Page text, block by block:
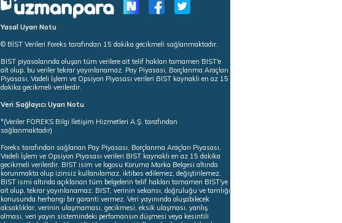
Yasal Uyarı Notu
© BİST Verileri Foreks tarafından 15 dakika gecikmeli sağlanmaktadır.
BIST piyasalarında oluşan tüm verilere ait telif hakları tamamen BIST'e
ait olup, bu veriler tekrar yayınlanamaz. Pay Piyasası, Borçlanma Araçları
Piyasası, Vadeli İşlem ve Opsiyon Piyasası verileri BIST kaynaklı en az 15
dakika gecikmeli verilerdir.
Veri Sağlayıcı Uyarı Notu
*(Veriler FOREKS Bilgi İletişim Hizmetleri A.Ş. tarafından
sağlanmaktadır)
Foreks tarafından sağlanan Pay Piyasası, Borçlanma Araçları Piyasası,
Vadeli İşlem ve Opsiyon Piyasası verileri BIST kaynaklı en az 15 dakika
gecikmeli verilerdir. BIST isim ve logosu Koruma Marka Belgesi altında
korunmakta olup izinsiz kullanılamaz, iktibas edilemez, değiştirilemez.
BIST ismi altında açıklanan tüm belgelerin telif hakları tamamen BIST'ye
ait olup, tekrar yayınlanamaz. BIST, verinin sekansı, doğruluğu ve tamlığı
konusunda herhangi bir garanti vermez. Veri yayınında oluşabilecek
aksaklıklar, verinin ulaşmaması, gecikmesi, eksik ulaşması, yanlış
olması, veri yayın sistemindeki perfomansın düşmesi veya kesintili